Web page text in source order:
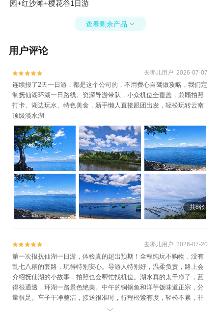
园+红沙滩+樱花谷1日游
查看剩余产品 
用户评论

 去哪儿用户 2026-07-07
连续报了2天一日游，都是这个公司的，不用费心自驾做攻略，我们定
制抚仙湖环湖一日路线。资深导游带队，小众机位全覆盖，兼顾拍照
打卡、湖边玩水、特色美食，新手懒人直接跟团出发，轻松玩转云南
顶级淡水湖
共8张

 去哪儿用户 2026-07-20
第一次报抚仙湖一日游，体验真的超出预期！全程纯玩不购物，没有
乱七八糟的套路，玩得特别安心。导游人特别好，温柔负责，路上会
介绍抚仙湖的小故事，拍照也会帮忙找机位。湖水真的太干净了，蓝
得很通透，环湖一路景色绝美。中午的铜锅鱼和洋芋饭味道正宗，分
量很足。车子干净整洁，接送很准时，行程松紧有度，轻松不累，非
常适合上班族和家庭出游，已经推荐给朋友了！
